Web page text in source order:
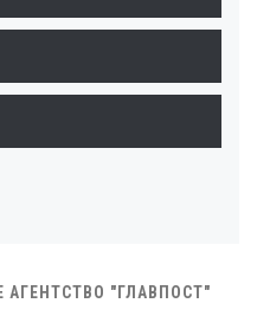
"ГЛАВПОСТ"